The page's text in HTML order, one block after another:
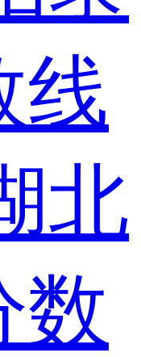
线
北
数